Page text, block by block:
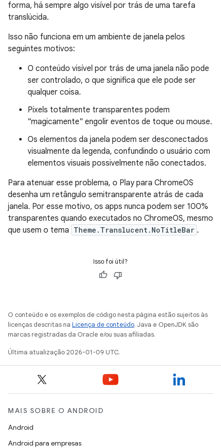
forma, há sempre algo visível por trás de uma tarefa
translúcida.
Isso não funciona em um ambiente de janela pelos
seguintes motivos:
O conteúdo visível por trás de uma janela não pode
ser controlado, o que significa que ele pode ser
qualquer coisa.
Pixels totalmente transparentes podem
"magicamente" engolir eventos de toque ou mouse.
Os elementos da janela podem ser desconectados
visualmente da legenda, confundindo o usuário com
elementos visuais possivelmente não conectados.
Para atenuar esse problema, o Play para ChromeOS
desenha um retângulo semitransparente atrás de cada
janela. Por esse motivo, os apps nunca podem ser 100%
transparentes quando executados no ChromeOS, mesmo
que usem o tema Theme.Translucent.NoTitleBar .
Isso foi útil?
O conteúdo e os exemplos de código nesta página estão sujeitos às
licenças descritas na Licença de conteúdo. Java e OpenJDK são
marcas registradas da Oracle e/ou suas afiliadas.
Última atualização 2026-01-09 UTC.
MAIS SOBRE O ANDROID
Android
Android para empresas